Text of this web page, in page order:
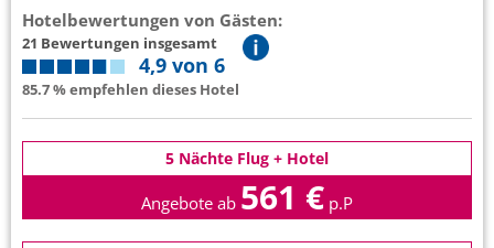
Hotelbewertungen von Gästen:
21 Bewertungen insgesamt
4,9 von 6
85.7 % empfehlen dieses Hotel
5 Nächte Flug + Hotel
Angebote ab 561 € p.P